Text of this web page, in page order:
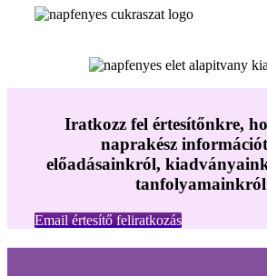
Iratkozz fel értesítőnkre,
naprakész
előadásainkról,
Email értesítő feliratkozás